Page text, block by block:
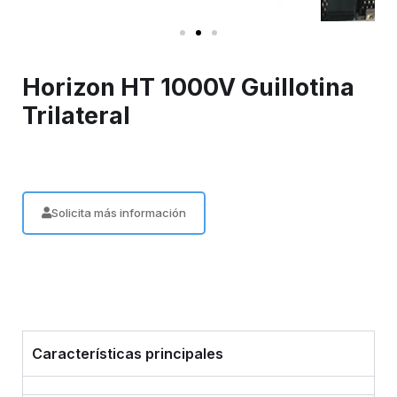
Horizon HT 1000V Guillotina
Trilateral
Solicita más información
Características principales